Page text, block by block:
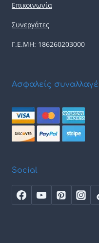
Επικοινωνία
Συνεργάτες
Γ.Ε.ΜΗ: 186260203000
Ασφαλείς
Social